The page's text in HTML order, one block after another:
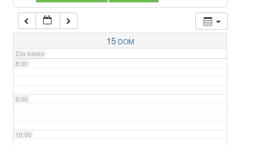
15 DOM
Dia inteiro
7:00
8:00
9:00
10:00